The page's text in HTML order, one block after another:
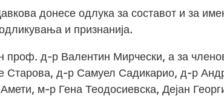
донесе одлука за составот и за
и признанија.
проф. д-р Валентин Мирчески, а за
Старова, д-р Самуел Садикарио, д-р
м-р Гена Теодосиевска, Дејан